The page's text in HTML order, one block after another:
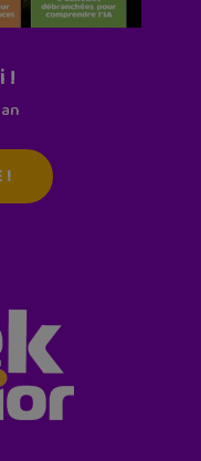
!
!